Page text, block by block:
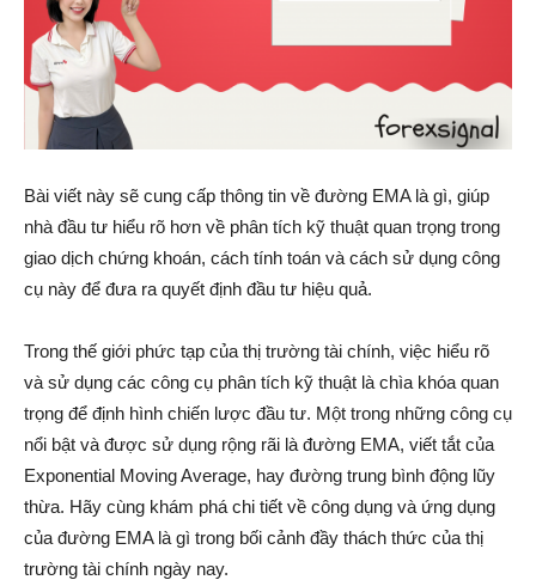
Bài viết này sẽ cung cấp thông tin về đường EMA là gì, giúp
nhà đầu tư hiểu rõ hơn về phân tích kỹ thuật quan trọng trong
giao dịch chứng khoán, cách tính toán và cách sử dụng công
cụ này để đưa ra quyết định đầu tư hiệu quả.
Trong thế giới phức tạp của thị trường tài chính, việc hiểu rõ
và sử dụng các công cụ phân tích kỹ thuật là chìa khóa quan
trọng để định hình chiến lược đầu tư. Một trong những công cụ
nổi bật và được sử dụng rộng rãi là đường EMA, viết tắt của
Exponential Moving Average, hay đường trung bình động lũy
thừa. Hãy cùng khám phá chi tiết về công dụng và ứng dụng
của đường EMA là gì trong bối cảnh đầy thách thức của thị
trường tài chính ngày nay.